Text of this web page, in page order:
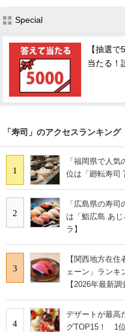
Special
【抽選
当たる！
「寿司」のアクセスランキング
1
「福岡県で人
位は「廻転寿司
2
「広島県の寿
は「鮨広島 あ
ラ】
3
【関西地方在
ェーン」ランキ
【2026年最新調
4
デザートが最高
グTOP15！ 1